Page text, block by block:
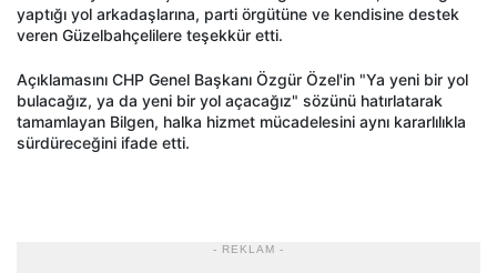
yaptığı yol arkadaşlarına, parti örgütüne ve kendisine destek
veren Güzelbahçelilere teşekkür etti.
Açıklamasını CHP Genel Başkanı Özgür Özel'in "Ya yeni bir yol
bulacağız, ya da yeni bir yol açacağız" sözünü hatırlatarak
tamamlayan Bilgen, halka hizmet mücadelesini aynı kararlılıkla
sürdüreceğini ifade etti.
- REKLAM -